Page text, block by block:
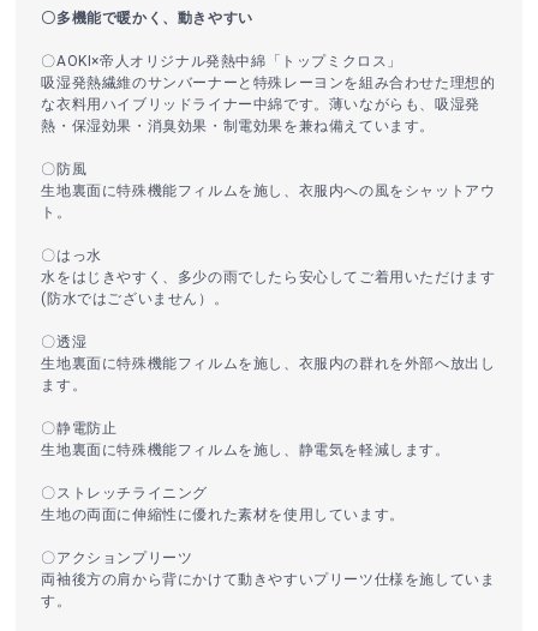
〇多機能で暖かく、動きやすい
〇AOKI×帝人オリジナル発熱中綿「トップミクロス」
吸湿発熱繊維のサンバーナーと特殊レーヨンを組み合わせた理想的
な衣料用ハイブリッドライナー中綿です。薄いながらも、吸湿発
熱・保湿効果・消臭効果・制電効果を兼ね備えています。
〇防風
生地裏面に特殊機能フィルムを施し、衣服内への風をシャットアウ
ト。
〇はっ水
水をはじきやすく、多少の雨でしたら安心してご着用いただけます
(防水ではございません）。
〇透湿
生地裏面に特殊機能フィルムを施し、衣服内の群れを外部へ放出し
ます。
〇静電防止
生地裏面に特殊機能フィルムを施し、静電気を軽減します。
〇ストレッチライニング
生地の両面に伸縮性に優れた素材を使用しています。
〇アクションプリーツ
両袖後方の肩から背にかけて動きやすいプリーツ仕様を施していま
す。